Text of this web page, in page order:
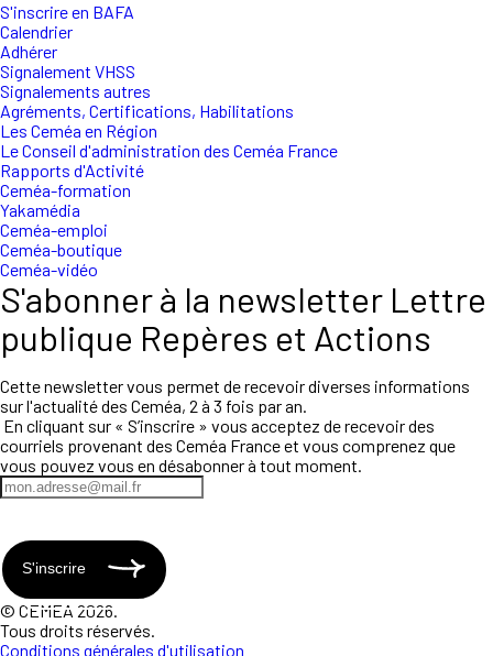
S'inscrire en BAFA
Calendrier
Adhérer
Signalement VHSS
Signalements autres
Agréments, Certifications, Habilitations
Les Ceméa en Région
Le Conseil d'administration des Ceméa France
Rapports d'Activité
Ceméa-formation
Yakamédia
Ceméa-emploi
Ceméa-boutique
Ceméa-vidéo
S'abonner à la newsletter Lettre
publique Repères et Actions
Cette newsletter vous permet de recevoir diverses informations
sur l'actualité des Ceméa, 2 à 3 fois par an.
En cliquant sur « S’inscrire » vous acceptez de recevoir des
courriels provenant des Ceméa France et vous comprenez que
vous pouvez vous en désabonner à tout moment.
S'inscrire
© CEMEA 2026.
Tous droits réservés.
Conditions générales d'utilisation